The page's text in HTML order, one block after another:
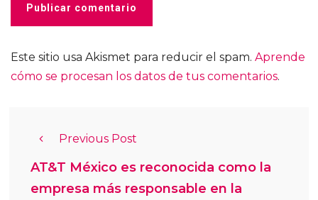
Este sitio usa Akismet para reducir el spam. Aprende
cómo se procesan los datos de tus comentarios.
Previous Post
AT&T México es reconocida como la
empresa más responsable en la